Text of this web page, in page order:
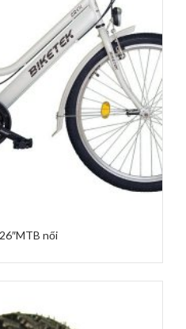
női